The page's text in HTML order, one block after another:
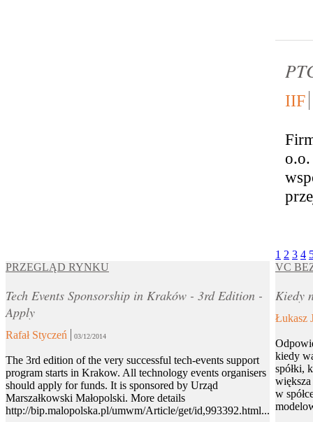
IIF
1 2 3 4
PRZEGLĄD RYNKU
Tech Events Sponsorship in Kraków - 3rd Edition -
Apply
Rafał Styczeń 03/12/2014
The 3rd edition of the very successful tech-events support
program starts in Krakow. All technology events organisers
should apply for funds. It is sponsored by Urząd
Marszałkowski Małopolski. More details
http://bip.malopolska.pl/umwm/Article/get/id,993392.html...
VC
Kiedy
Łukasz
kiedy
spółki,
większa
w